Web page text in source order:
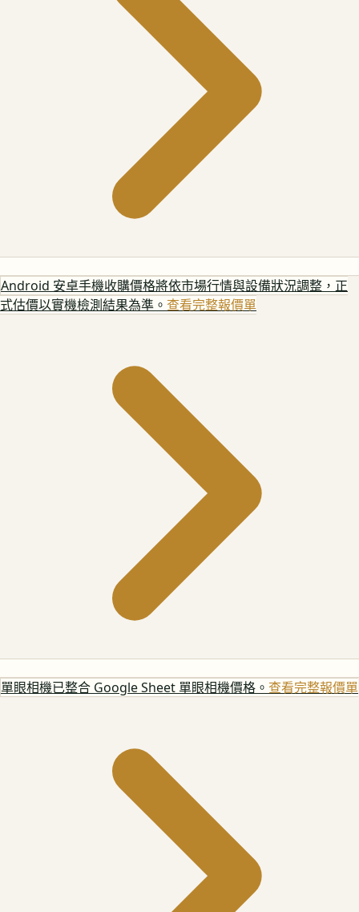
Android 安卓手機收購價格將依市場行情與設備狀況調整，正
式估價以實機檢測結果為準。 查看完整報價單
單眼相機已整合 Google Sheet 單眼相機價格。 查看完整報價單